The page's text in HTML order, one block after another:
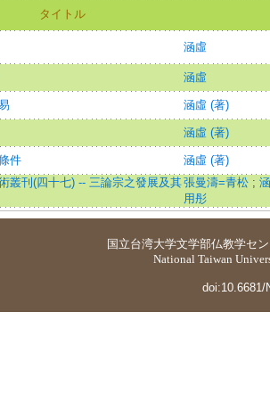
タイトル
涵虛
涵虛
涵虛 (著)
涵虛 (著)
件
涵虛 (著)
叢刊(四十七) -- 三論宗之發展及其張曼濤=青松 ;
用彤
国立台湾大学文学部仏教学セ
National Taiwan
doi:10.6681/